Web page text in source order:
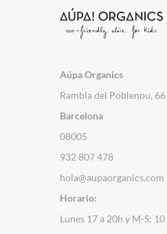
Aúpa Organics
Rambla del Poblenou, 66
Barcelona
08005
932 807 478
hola@aupaorganics.com
Horario:
Lunes 17 a 20h y M-S: